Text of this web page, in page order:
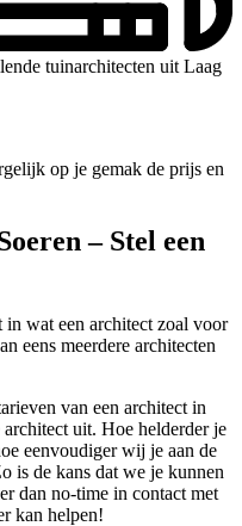
tuinarchitecten uit Laag
op je gemak de prijs en
– Stel een
in wat een architect zoal voor
eens meerdere architecten
van een architect in
uit. Hoe helderder je
eenvoudiger wij je aan de
is de kans dat we je kunnen
dan no-time in contact met
kan helpen!